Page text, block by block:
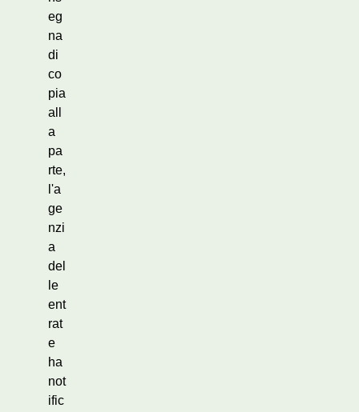
eg
na
di
co
pia
all
a
pa
rte,
l'a
ge
nzi
a
del
le
ent
rat
e
ha
not
ific